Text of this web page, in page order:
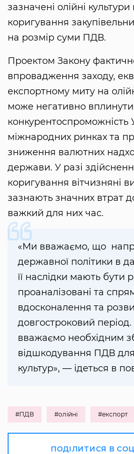
зазначені олійні
коригування
на розмір суми ПДВ.
Проектом Закону
впровадження заходу,
експортному миту на
може негативно
конкурентоспроможність
міжнародних ринках та
зниження валютних
держави. У разі
коригування вітчизняні
зазнають значних втрат
важкий для них час.
«Ми вважаємо, що
державної політики в
її наслідки мають бути
проаналізовані та
вдосконалення та
довгостроковий
вважаємо необхідним
відшкодування ПДВ
культур», — ідеться в
#ПДВ #олійні #експорт
ПОДІЛИТИСЯ В